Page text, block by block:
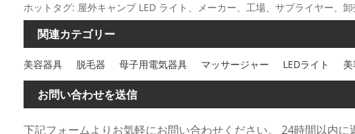
ホットタグ: 屋外キャンプ LED ライト、メーカー、工場、サプライヤー、
関連カテゴリー
美容器具 脱毛器 母子用電気器具 マッサージャー LEDライト
お問い合わせを送信
下記フォームよりお気軽にお問い合わせください。 24時間以内に